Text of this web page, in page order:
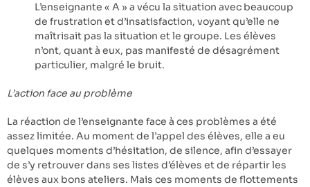
L’enseignante « A » a vécu la situation avec beaucoup
de frustration et d’insatisfaction, voyant qu’elle ne
maîtrisait pas la situation et le groupe. Les élèves
n’ont, quant à eux, pas manifesté de désagrément
particulier, malgré le bruit.
L’action face au problème
La réaction de l’enseignante face à ces problèmes a été
assez limitée. Au moment de l’appel des élèves, elle a eu
quelques moments d’hésitation, de silence, afin d’essayer
de s’y retrouver dans ses listes d’élèves et de répartir les
élèves aux bons ateliers. Mais ces moments de flottements